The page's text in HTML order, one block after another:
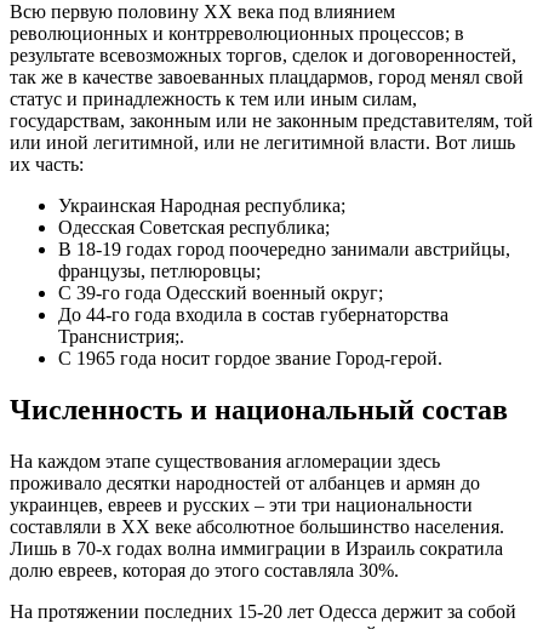
Всю первую половину XX века под влиянием
революционных и контрреволюционных процессов; в
результате всевозможных торгов, сделок и договоренностей,
так же в качестве завоеванных плацдармов, город менял свой
статус и принадлежность к тем или иным силам,
государствам, законным или не законным представителям, той
или иной легитимной, или не легитимной власти. Вот лишь
их часть:
Украинская Народная республика;
Одесская Советская республика;
В 18-19 годах город поочередно занимали австрийцы,
французы, петлюровцы;
С 39-го года Одесский военный округ;
До 44-го года входила в состав губернаторства
Транснистрия;.
С 1965 года носит гордое звание Город-герой.
Численность и национальный состав
На каждом этапе существования агломерации здесь
проживало десятки народностей от албанцев и армян до
украинцев, евреев и русских – эти три национальности
составляли в XX веке абсолютное большинство населения.
Лишь в 70-х годах волна иммиграции в Израиль сократила
долю евреев, которая до этого составляла 30%.
На протяжении последних 15-20 лет Одесса держит за собой